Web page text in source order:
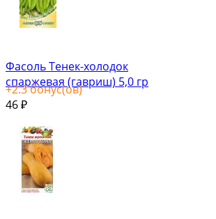
Фасоль Тенек-холодок
спаржевая (гавриш) 5,0 гр
+2.3бонус(ов)
46 ₽